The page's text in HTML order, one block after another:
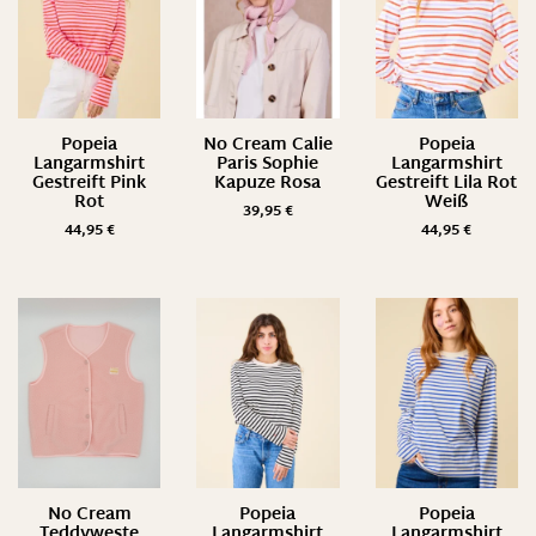
Popeia
Langarmshirt
Gestreift Pink
Rot
44,95€
No Cream Calie
Paris Sophie
Kapuze Rosa
39,95€
Popeia
Langarmshirt
Gestreift Lila Rot
Weiß
44,95€
No Cream Popeia Popeia